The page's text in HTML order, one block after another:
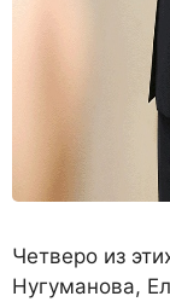
Четверо из
Нугуманова,